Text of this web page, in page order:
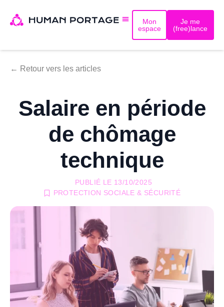
Mon
espace
Je me
(free)lance
← Retour vers les articles
Salaire en période
de chômage
technique
PUBLIÉ LE 13/10/2025
PROTECTION SOCIALE & SÉCURITÉ